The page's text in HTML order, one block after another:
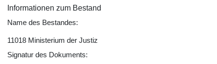
Informationen zum Bestand
Name des Bestandes:
11018 Ministerium der Justiz
Signatur des Dokuments: